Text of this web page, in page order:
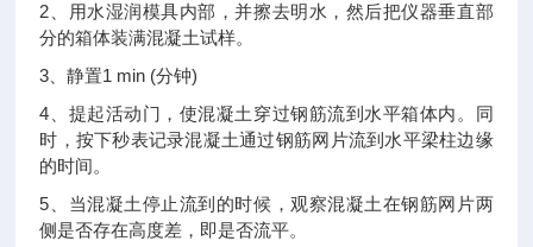
2 、用水湿润模具内部，并擦去明水，然后把仪器垂直部
分的箱体装满混凝土试样。
3 、静置1 min (分钟)
4 、提起活动门，使混凝土穿过钢筋流到水平箱体内。同
时，按下秒表记录混凝土通过钢筋网片流到水平梁柱边缘
的时间。
5 、当混凝土停止流到的时候，观察混凝土在钢筋网片两
侧是否存在高度差，即是否流平。